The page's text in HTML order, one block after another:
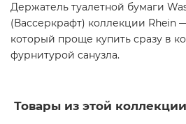
Держатель туалетной бумаги
(Вассеркрафт) коллекции Rhein
который проще купить сразу в
фурнитурой санузла.
Товары из этой коллекции